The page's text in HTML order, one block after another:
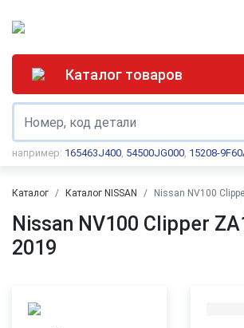
Каталог товаров
например: 165463J400, 54500JG000, 15208-
Каталог Каталог NISSAN Nissan NV100
Nissan NV100 Clipper
2019